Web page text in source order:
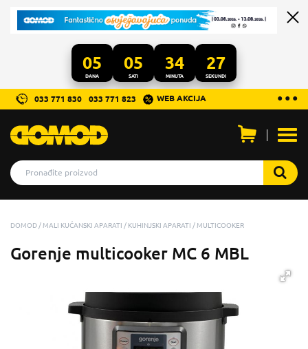
05
DANA
05
SATI
34
MINUTA
26
SEKUNDI
...
● ● ●
033 771 830 033 771 823 WEB AKCIJA
DOMOD MALI KUĆANSKI APARATI KUHINJSKI APARATI MULTICOOKER
Gorenje multicooker MC 6 MBL